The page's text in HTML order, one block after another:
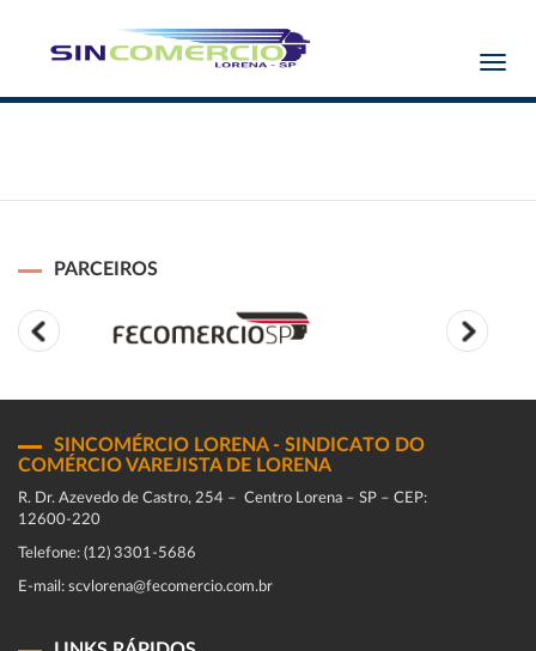
PARCEIROS
SINCOMÉRCIO LORENA - SINDICATO DO
COMÉRCIO VAREJISTA DE LORENA
R. Dr. Azevedo de Castro, 254 – Centro Lorena – SP – CEP:
12600-220
Telefone: (12) 3301-5686
E-mail: scvlorena@fecomercio.com.br